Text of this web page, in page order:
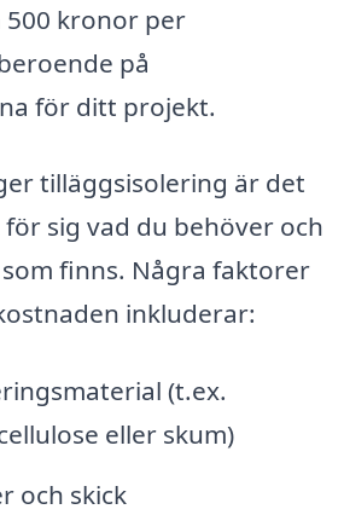
500 kronor per
på
för ditt projekt.
tilläggsisolering är det
sig vad du behöver och
finns. Några faktorer
inkluderar:
(t.ex.
eller skum)
och skick